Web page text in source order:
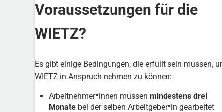
Voraussetzungen für die
WIETZ?
Es gibt einige Bedingungen, die erfüllt sein müssen,
WIETZ in Anspruch nehmen zu können:
Arbeitnehmer*innen müssen mindestens drei
Monatebei der selben Arbeitgeber*in gearbeitet